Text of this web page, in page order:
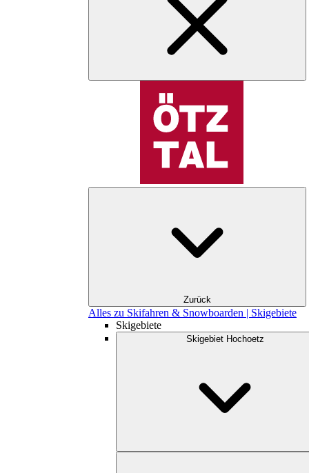
Zurück
Alles zu Skifahren & Snowboarden | Skigebiete
Skigebiete
Skigebiet Hochoetz